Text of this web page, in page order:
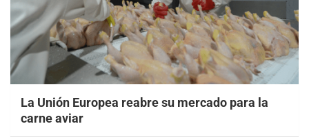
La Unión Europea reabre su mercado para la
carne aviar